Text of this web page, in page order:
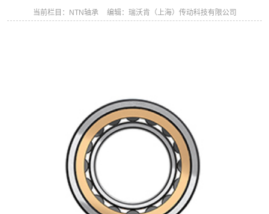
当前栏目：NTN轴承 编辑：瑞沃肯（上海）传动科技有限公司